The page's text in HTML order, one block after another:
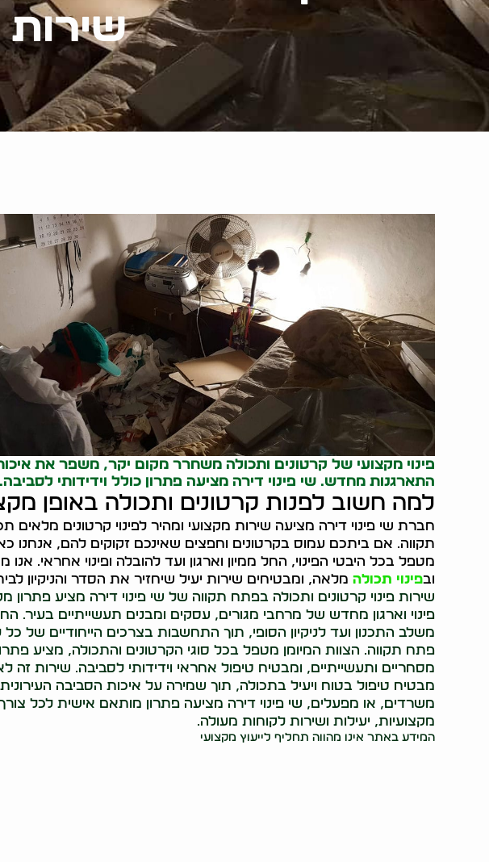
שירות
פינוי מקצועי של קרטונים ותכולה משחרר מקום יקר, משפר את
התארגנות מחדש. שי פינוי דירה מציעה פתרון כולל וידידותי לסביבה.
למה חשוב לפנות קרטונים ותכולה באופן
חברת שי פינוי דירה מציעה שירות מקצועי ומהיר לפינוי קרטונים מלאים
תקווה. אם ביתכם עמוס בקרטונים וחפצים שאינכם זקוקים להם, אנחנו
מטפל בכל היבטי הפינוי, החל ממיון וארגון ועד להובלה ופינוי אחראי.
ובפינוי תכולה מלאה, ומבטיחים שירות יעיל שיחזיר את הסדר והניקיון
שירות פינוי קרטונים ותכולה בפתח תקווה של שי פינוי דירה מציע פתרון
פינוי וארגון מחדש של מרחבי מגורים, עסקים ומבנים תעשייתיים
משלב התכנון ועד לניקיון הסופי, תוך התחשבות בצרכים הייחודיים של
פתח תקווה. הצוות המיומן מטפל בכל סוגי הקרטונים והתכולה, מציע
מסחריים ותעשייתיים, ומבטיח טיפול אחראי וידידותי לסביבה. שירות
מבטיח טיפול בטוח ויעיל בתכולה, תוך שמירה על איכות הסביבה
משרדים, או מפעלים, שי פינוי דירה מציעה פתרון מותאם אישית לכל
מקצועיות, יעילות ושירות לקוחות מעולה.
המידע באתר אינו מהווה תחליף לייעוץ מקצועי